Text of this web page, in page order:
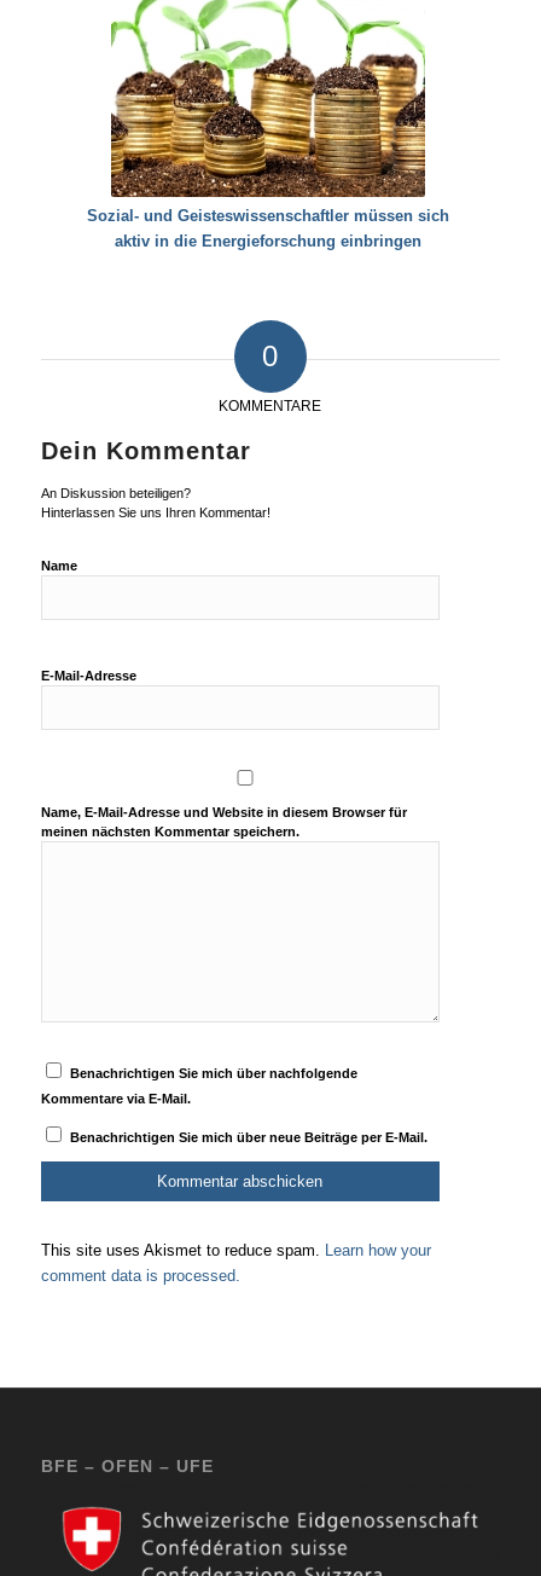
Sozial- und Geisteswissenschaftler müssen sich
aktiv in die Energieforschung einbringen
0
KOMMENTARE
Dein Kommentar
An Diskussion beteiligen?
Hinterlassen Sie uns Ihren Kommentar!
Name
E-Mail-Adresse
Name, E-Mail-Adresse und Website in diesem Browser für
meinen nächsten Kommentar speichern.
Benachrichtigen Sie mich über nachfolgende
Kommentare via E-Mail.
Benachrichtigen Sie mich über neue Beiträge per E-Mail.
This site uses Akismet to reduce spam. Learn how your
comment data is processed.
BFE – OFEN – UFE